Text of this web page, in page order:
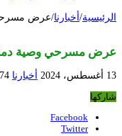
الرئيسية/ أخبارنا/عرض
عرض مسرحي وصية
13 أغسطس، 2024 أخبارنا 274
شاركها
Facebook
Twitter